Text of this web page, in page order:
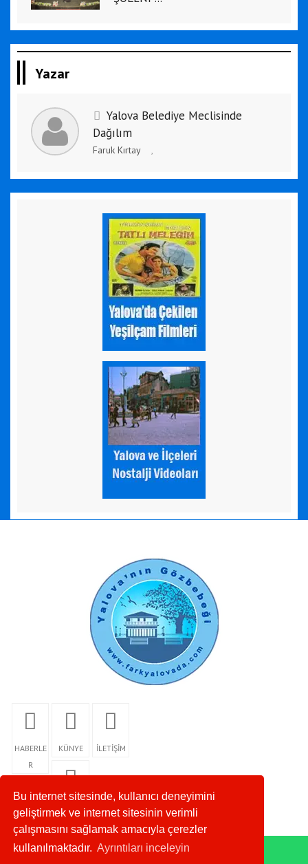
Bu internet sitesinde, kullanıcı deneyimini
geliştirmek ve internet sitesinin verimli
çalışmasını sağlamak amacıyla çerezler
kullanılmaktadır. Ayrıntıları inceleyin
WhatsApp
Yazar
Yalova Belediye Meclisinde
Dağılım
Faruk Kırtay ,
HABERLE
R
KÜNYE İLETİŞİM